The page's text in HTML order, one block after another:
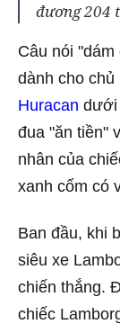
đương 204
Câu nói
dành cho chủ
Huracan dưới
đua "ăn tiền"
nhân của
xanh cốm có
Ban đầu, khi
siêu xe
chiến thắng.
chiếc